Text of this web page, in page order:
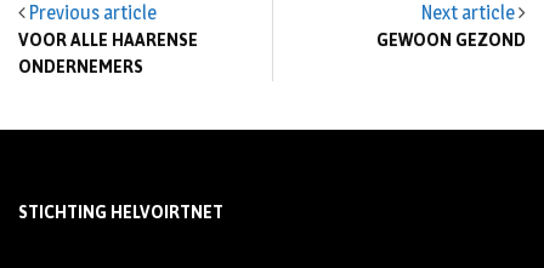
Previous article
VOOR ALLE HAARENSE
ONDERNEMERS
Next article
GEWOON GEZOND
STICHTING HELVOIRTNET